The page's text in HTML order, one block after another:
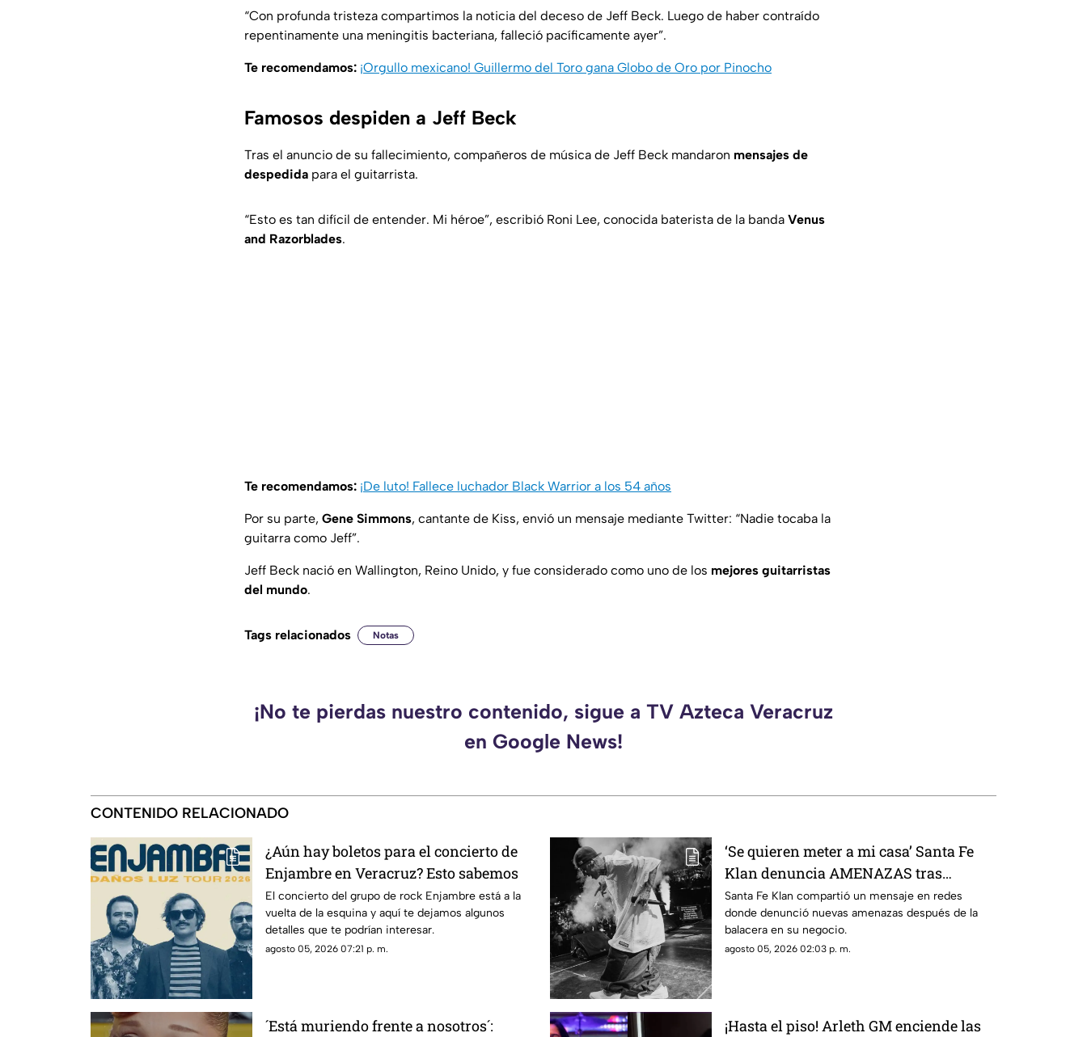
“Con profunda tristeza compartimos la noticia del deceso de Jeff Beck. Luego de haber contraído
repentinamente una meningitis bacteriana, falleció pacíficamente ayer”.
Te recomendamos: ¡Orgullo mexicano! Guillermo del Toro gana Globo de Oro por Pinocho
Famosos despiden a Jeff Beck
Tras el anuncio de su fallecimiento, compañeros de música de Jeff Beck mandaron mensajes de
despedida para el guitarrista.
“Esto es tan difícil de entender. Mi héroe”, escribió Roni Lee, conocida baterista de la banda Venus
and Razorblades.
Te recomendamos: ¡De luto! Fallece luchador Black Warrior a los 54 años
Por su parte, Gene Simmons, cantante de Kiss, envió un mensaje mediante Twitter: “Nadie tocaba la
guitarra como Jeff”.
Jeff Beck nació en Wallington, Reino Unido, y fue considerado como uno de los mejores guitarristas
del mundo.
Tags relacionados Notas
¡No te pierdas nuestro contenido, sigue a TV Azteca Veracruz
en Google News!
CONTENIDO RELACIONADO
¿Aún hay boletos para el concierto de
Enjambre en Veracruz? Esto sabemos
El concierto del grupo de rock Enjambre está a la
vuelta de la esquina y aquí te dejamos algunos
detalles que te podrían interesar.
agosto 05, 2026 07:21 p. m.
‘Se quieren meter a mi casa’ Santa Fe
Klan denuncia AMENAZAS tras
balacera en su tienda
Santa Fe Klan compartió un mensaje en redes
donde denunció nuevas amenazas después de la
balacera en su negocio.
agosto 05, 2026 02:03 p. m.
´Está muriendo frente a nosotros´:
¡Hasta el piso! Arleth GM enciende las